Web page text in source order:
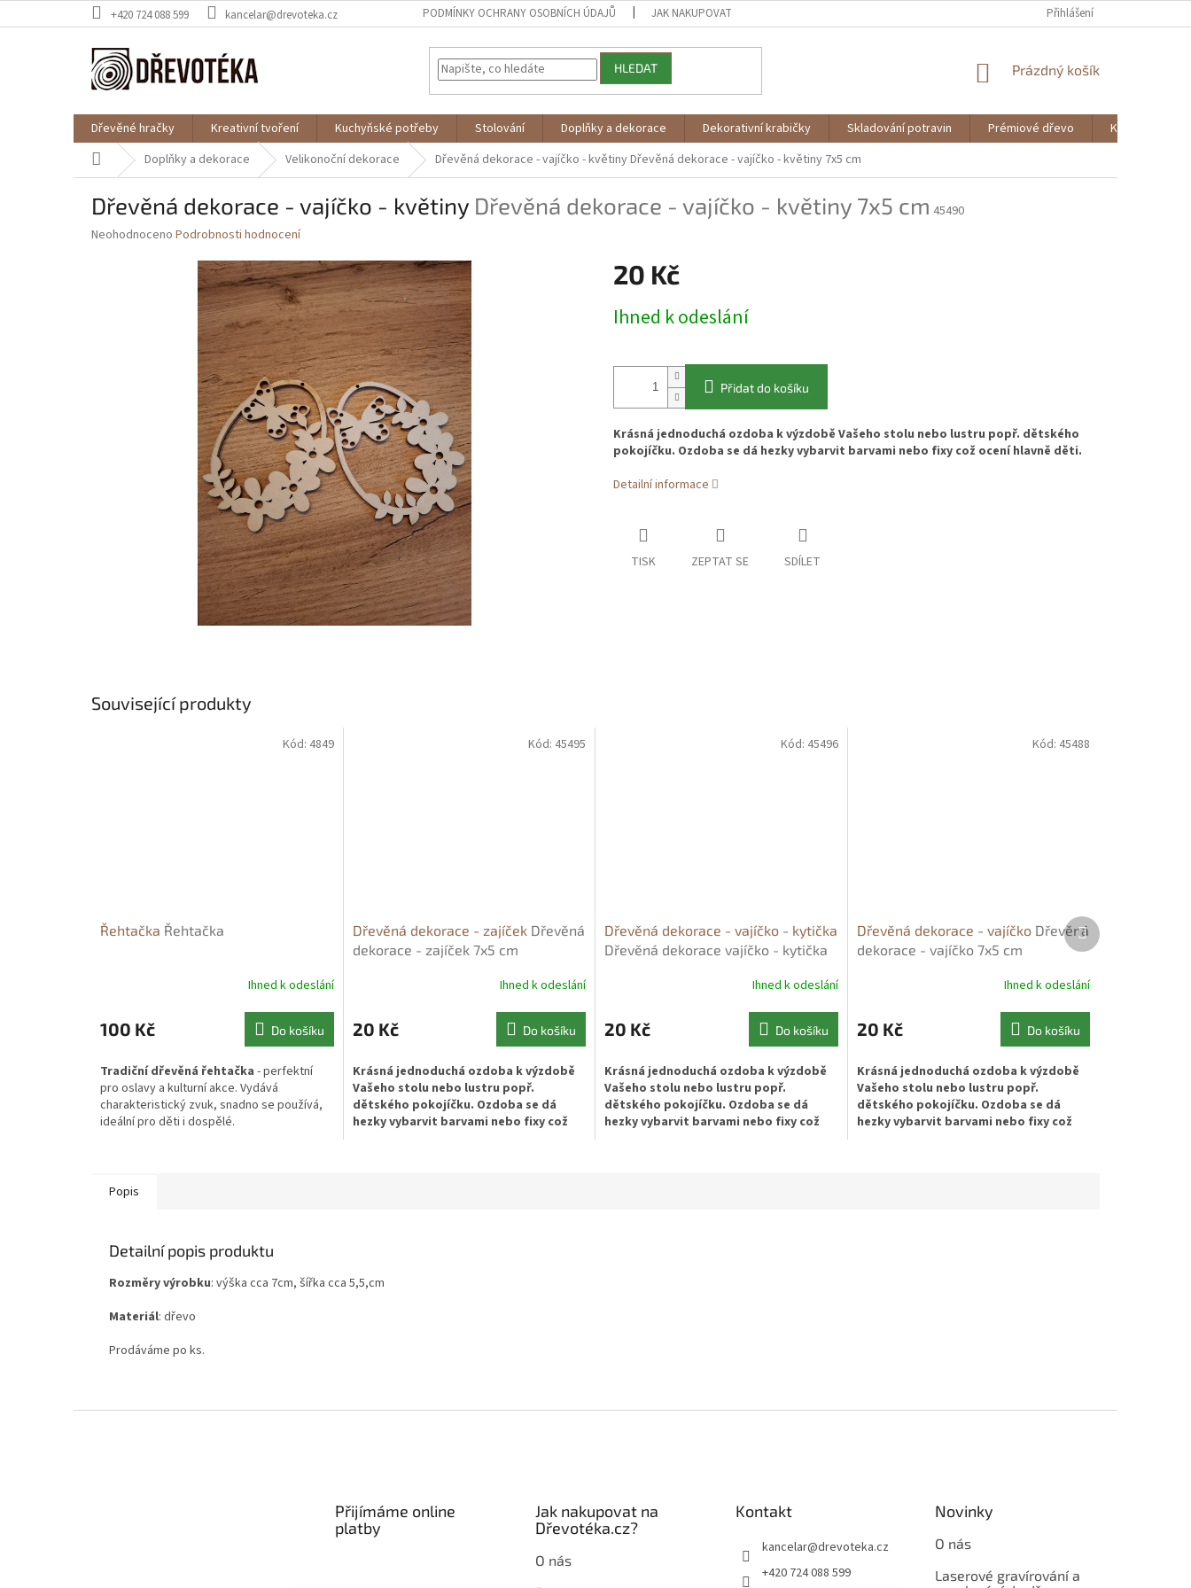
na
+420 724 088 599 kancelar@drevoteka.cz PODMÍNKY OCHRANY OSOBNÍCH ÚDAJŮ JAK NAKUPOVAT Přihlášení
HLEDAT
NÁKUPNÍ
Prázdný košík
Dřevěné hračky Kreativní tvoření Kuchyňské potřeby Stolování Doplňky a dekorace Dekorativní krabičky Skladování potravin Prémiové dřevo
Knihy
Domů Doplňky a dekorace Velikonoční dekorace Dřevěná dekorace - vajíčko - květinyDřevěná dekorace - vajíčko - květiny 7x5 cm
Dřevěná dekorace - vajíčko - květiny Dřevěná dekorace - vajíčko - květiny 7x5 cm 45490
Průměrné
Neohodnoceno Podrobnosti hodnocení
20 Kč
cena:
Ihned k odeslání
Přidat do košíku
Krásná jednoduchá ozdoba k výzdobě Vašeho stolu nebo lustru popř. dětského
pokojíčku. Ozdoba se dá hezky vybarvit barvami nebo fixy což ocení hlavně děti.
Detailní informace
TISK ZEPTAT SE SDÍLET
Související produkty
Řehtačka Řehtačka
Ihned k odeslání
100 Kč Do košíku
Tradiční dřevěná řehtačka - perfektní
pro oslavy a kulturní akce. Vydává
charakteristický zvuk, snadno se používá,
ideální pro děti i dospělé.
Kód: 4849
Dřevěná dekorace - zajíček Dřevěná
dekorace - zajíček 7x5 cm
Ihned k odeslání
20 Kč Do košíku
Krásná jednoduchá ozdoba k výzdobě
Vašeho stolu nebo lustru popř.
dětského pokojíčku. Ozdoba se dá
hezky vybarvit barvami nebo fixy což
Kód: 45495
Dřevěná dekorace - vajíčko - kytička
Dřevěná dekorace vajíčko - kytička
Ihned k odeslání
20 Kč Do košíku
Krásná jednoduchá ozdoba k výzdobě
Vašeho stolu nebo lustru popř.
dětského pokojíčku. Ozdoba se dá
hezky vybarvit barvami nebo fixy což
Kód: 45496
Dřevěná dekorace - vajíčko Dřevěná
dekorace - vajíčko 7x5 cm
Ihned k odeslání
20 Kč Do košíku
Krásná jednoduchá ozdoba k výzdobě
Vašeho stolu nebo lustru popř.
dětského pokojíčku. Ozdoba se dá
hezky vybarvit barvami nebo fixy což
Kód: 45488
Další
produkt
Popis
Detailní popis produktu
Rozměry výrobku: výška cca 7cm, šířka cca 5,5,cm
Materiál: dřevo
Prodáváme po ks.
Přijímáme online
platby
Jak nakupovat na
Dřevotéka.cz?
O nás
Kontakt
kancelar@drevoteka.cz
+420 724 088 599
Novinky
O nás
Laserové gravírování a